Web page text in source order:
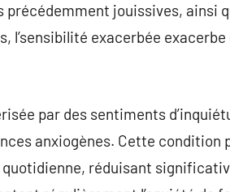
précédemment jouissives, ainsi
l’sensibilité exacerbée
par des sentiments
anxiogènes. Cette
réduisant